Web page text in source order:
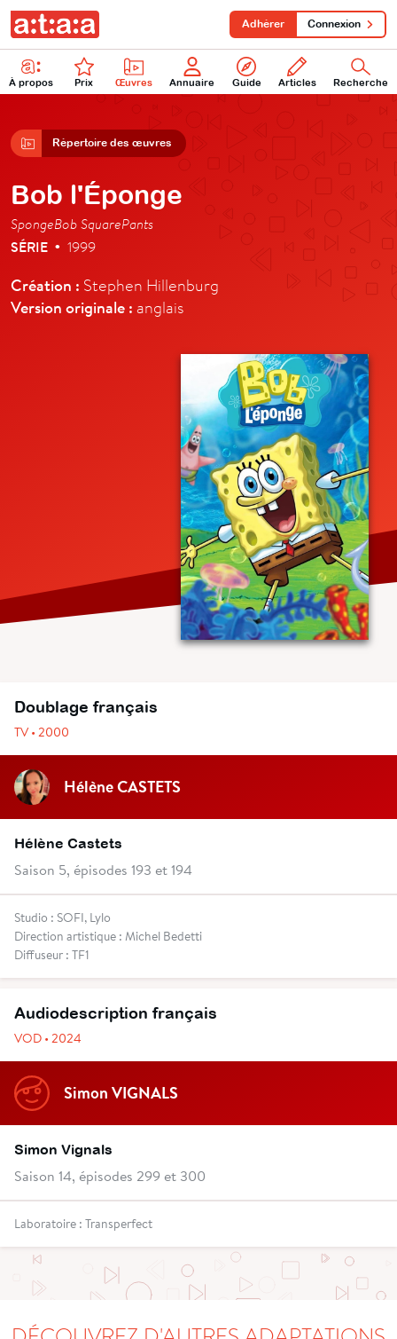
À propos Prix Œuvres Annuaire Guide Articles Recherche
Adhérer Connexion
Répertoire des œuvres
Bob l'Éponge
SpongeBob SquarePants
SÉRIE • 1999
Création : Stephen Hillenburg
Version originale : anglais
Doublage français
TV • 2000
Hélène CASTETS
Hélène Castets
Saison 5, épisodes 193 et 194
Studio : SOFI, Lylo
Direction artistique : Michel Bedetti
Diffuseur : TF1
Audiodescription français
VOD • 2024
Simon VIGNALS
Simon Vignals
Saison 14, épisodes 299 et 300
Laboratoire : Transperfect